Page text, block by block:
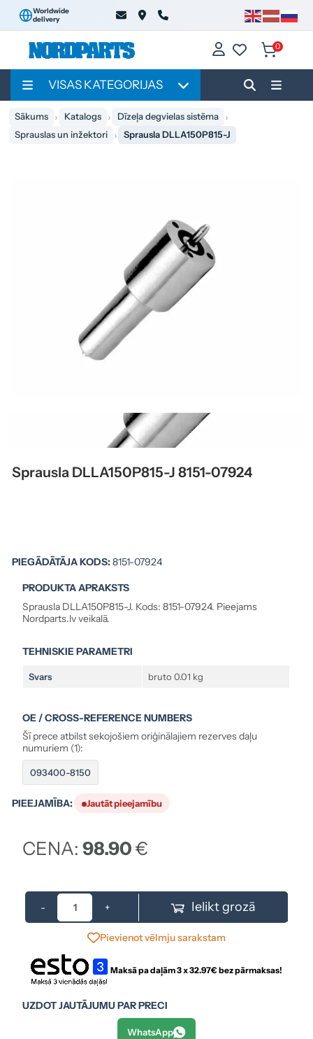
Worldwide
delivery
0
VISAS KATEGORIJAS
Sākums Katalogs
Dīzeļa degvielas sistēma
Sprauslas un inžektori
Sprausla DLLA150P815-J
Sprausla DLLA150P815-J 8151-07924
PIEGĀDĀTĀJA KODS:8151-07924
PRODUKTA APRAKSTS
Sprausla DLLA150P815-J. Kods: 8151-07924. Pieejams
Nordparts.lv veikalā.
TEHNISKIE PARAMETRI
Svars bruto 0.01 kg
OE / CROSS-REFERENCE NUMBERS
Šī prece atbilst sekojošiem oriģinālajiem rezerves daļu
numuriem (1):
093400-8150
PIEEJAMĪBA: Jautāt pieejamību
CENA:98.90€
- + Ielikt grozā
Pievienot vēlmju sarakstam
Maksā pa daļām 3 x32.97€ bez pārmaksas!
UZDOT JAUTĀJUMU PAR PRECI
WhatsApp